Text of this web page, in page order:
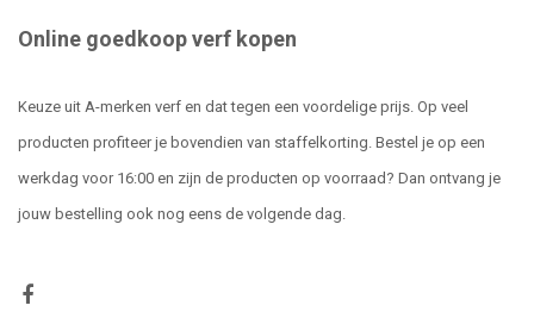
Online goedkoop verf kopen
Keuze uit A-merken verf en dat tegen een voordelige prijs. Op veel
producten profiteer je bovendien van staffelkorting. Bestel je op een
werkdag voor 16:00 en zijn de producten op voorraad? Dan ontvang je
jouw bestelling ook nog eens de volgende dag.